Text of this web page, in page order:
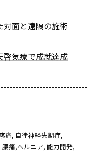
面と遠隔の施術
啓気療で成就達成
痛 自律神経失調症
腰痛,ヘルニア 能力開発